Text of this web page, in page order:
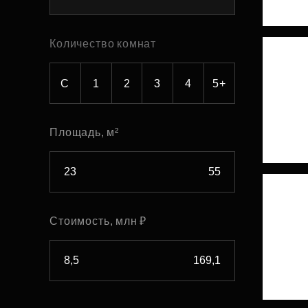
Рефинансирование
Количество комнат
С 1 2 3 4 5+
Площадь, м²
Стоимость, млн ₽